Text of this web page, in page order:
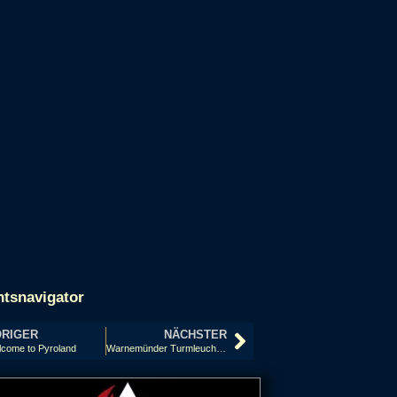
to Pyroland
NÄCHSTER
Warnemünder Turmleuchten – Warnemünde